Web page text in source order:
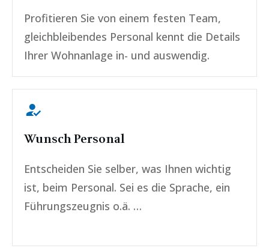
Profitieren Sie von einem festen Team,
gleichbleibendes Personal kennt die Details
Ihrer Wohnanlage in- und auswendig.
Wunsch Personal
Entscheiden Sie selber, was Ihnen wichtig
ist, beim Personal. Sei es die Sprache, ein
Führungszeugnis o.ä. …